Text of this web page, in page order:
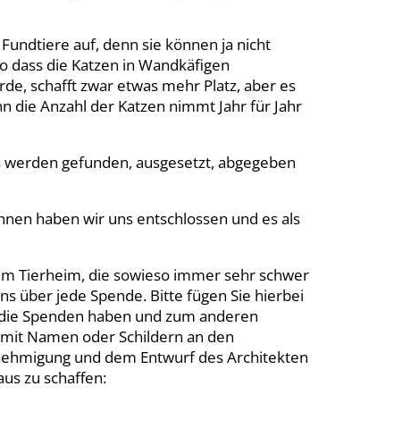
auf, denn sie können ja nicht
die Katzen in Wandkäfigen
schafft zwar etwas mehr Platz, aber es
die Anzahl der Katzen nimmt Jahr für Jahr
gefunden, ausgesetzt, abgegeben
haben wir uns entschlossen und es als
Tierheim, die sowieso immer sehr schwer
über jede Spende. Bitte fügen Sie hierbei
Spenden haben und zum anderen
Namen oder Schildern an den
und dem Entwurf des Architekten
zu schaffen: